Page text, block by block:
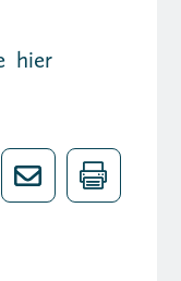
hier